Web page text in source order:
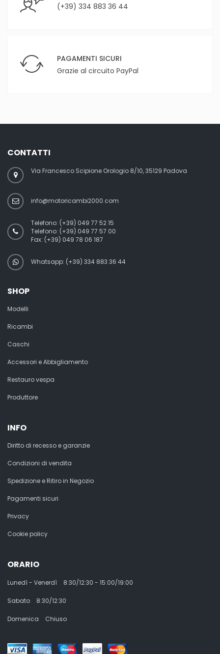
(+39) 334 883 36 44
PAGAMENTI SICURI
Grazie al circuito PayPal
CONTATTI
Via Francesco Scipione Orologio 8/10, 35129 Padova
info@motoricambi2000.com
Telefono: (+39) 049 77 52 15
Telefono: (+39) 049 77 57 00
Fax: (+39) 049 78 06 187
Whatsapp: (+39) 334 883 36 44
SHOP
Modelli
Ricambi
Caschi
Accessori e Abbigliamento
Restauro vespa
Produttore
INFO
Diritto di recesso e garanzie
Condizioni di vendita
Spedizione e Ritiro in Negozio
Pagamenti sicuri
Privacy
Cookie policy
ORARIO
Lunedì - Venerdì 8:30/12:30 - 15:00/19:00
Sabato 8:30/12:30
Domenica Chiuso